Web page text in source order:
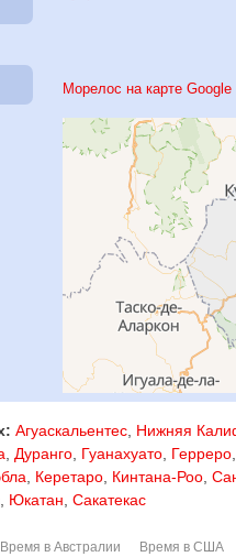
Морелос на карте Google
Агуаскальентес, Нижняя
, Дуранго, Гуанахуато, Герреро,
, Керетаро, Кинтана-Роо,
, Юкатан, Сакатекас
Время в Австралии Время в США